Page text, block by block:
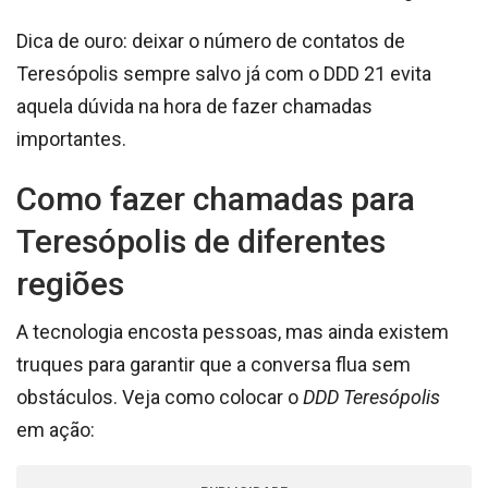
Dica de ouro: deixar o número de contatos de
Teresópolis sempre salvo já com o DDD 21 evita
aquela dúvida na hora de fazer chamadas
importantes.
Como fazer chamadas para
Teresópolis de diferentes
regiões
A tecnologia encosta pessoas, mas ainda existem
truques para garantir que a conversa flua sem
obstáculos. Veja como colocar oDDD Teresópolis
em ação: